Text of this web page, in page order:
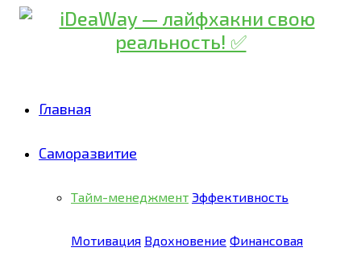
Главная
Саморазвитие
Тайм-менеджмент Эффективность
Мотивация Вдохновение Финансовая